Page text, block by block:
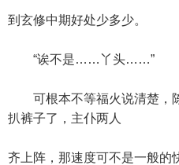
到玄修中期好处少多少。
“诶不是……丫头……”
可根本不等福火说清楚，
扒裤子了，主仆两人
齐上阵，那速度可不是一般的